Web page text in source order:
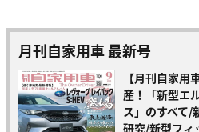
月刊自家用車 最新号
【月刊自家用
産！「新型エ
ス」のすべて/
研究/新型フィ